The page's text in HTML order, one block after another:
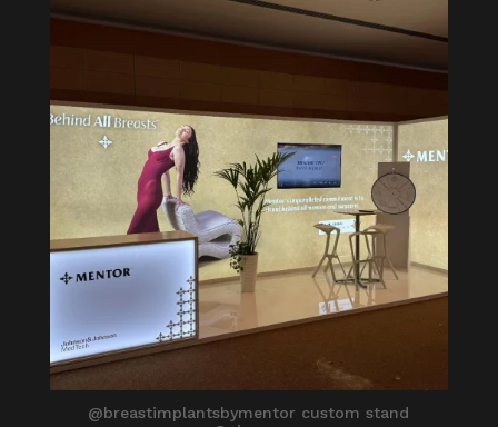
itaprosrl
@breastimplantsbymentor custom stand